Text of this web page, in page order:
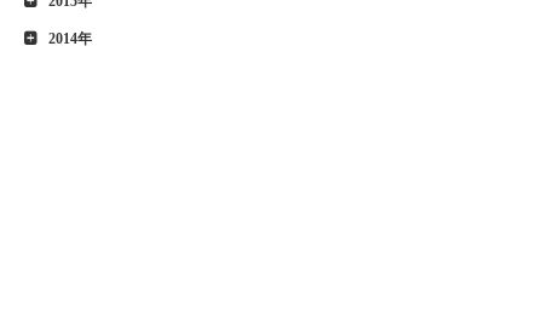
2014年